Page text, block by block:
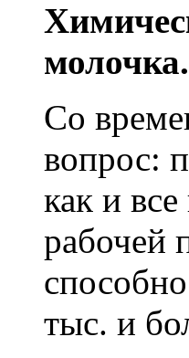
молочка.
Со
вопрос:
как и
рабочей
тыс. и